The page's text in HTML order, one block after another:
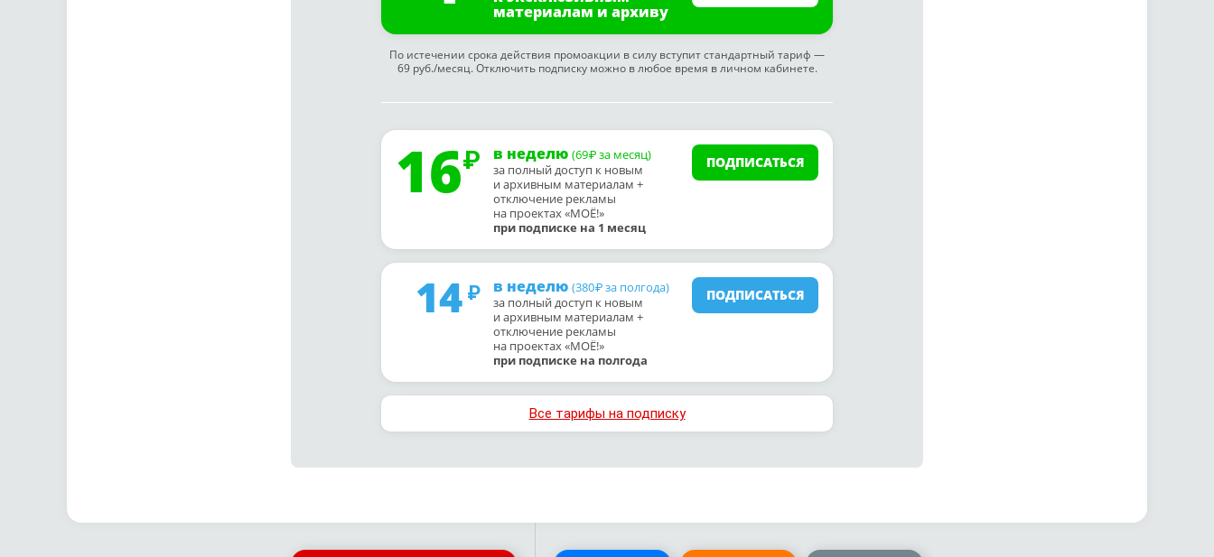
материалам и архиву
По истечении срока действия промоакции в силу вступит стандартный тариф —
69 руб./месяц. Отключить подписку можно в любое время в личном кабинете.
16 в неделю (69₽ за месяц)
за полный доступ к новым
и архивным материалам +
отключение рекламы
на проектах «МОЁ!»
при подписке на 1 месяц
ПОДПИСАТЬСЯ
14 в неделю (380₽ за полгода)
за полный доступ к новым
и архивным материалам +
отключение рекламы
на проектах «МОЁ!»
при подписке на полгода
ПОДПИСАТЬСЯ
Все тарифы на подписку